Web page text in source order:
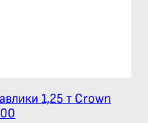
1,25 т Crown